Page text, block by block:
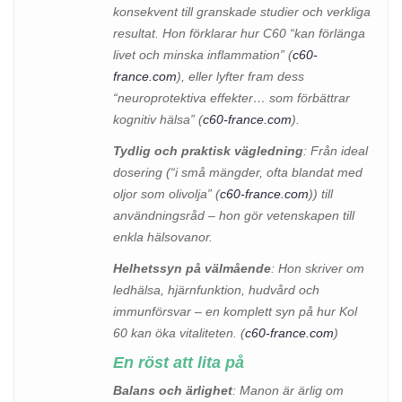
konsekvent till granskade studier och verkliga
resultat. Hon förklarar hur C60 “kan förlänga
livet och minska inflammation” (c60-
france.com), eller lyfter fram dess
“neuroprotektiva effekter… som förbättrar
kognitiv hälsa” (c60-france.com).
Tydlig och praktisk vägledning: Från ideal
dosering (“i små mängder, ofta blandat med
oljor som olivolja” (c60-france.com)) till
användningsråd – hon gör vetenskapen till
enkla hälsovanor.
Helhetssyn på välmående: Hon skriver om
ledhälsa, hjärnfunktion, hudvård och
immunförsvar – en komplett syn på hur Kol
60 kan öka vitaliteten. (c60-france.com)
En röst att lita på
Balans och ärlighet: Manon är ärlig om